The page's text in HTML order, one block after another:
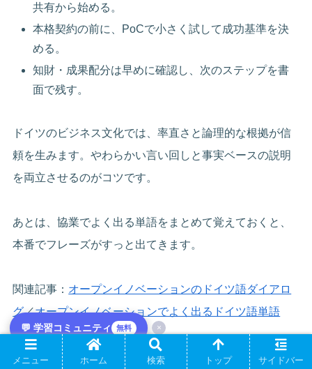
共有から始める。
本格契約の前に、PoCで小さく試して成功基準を決
める。
知財・成果配分は早めに確認し、次のステップを書
面で残す。
ドイツのビジネス文化では、率直さと論理的な根拠が信
頼を生みます。やわらかい言い回しと事実ベースの説明
を両立させるのがコツです。
あとは、協業でよく出る単語をまとめて覚えておくと、
本番でフレーズがすっと出てきます。
関連記事： オープンイノベーションのドイツ語ダイアロ
グ／オープンイノベーションでよく出るドイツ語単語
💬 学習コミュニティ 無料 ×
メニュー ホーム 検索 トップ サイドバー